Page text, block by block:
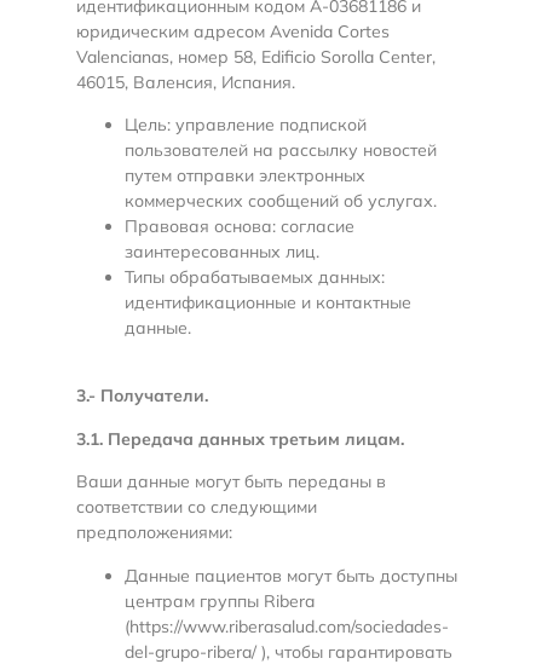
идентификационным кодом A-03681186 и
юридическим адресом Avenida Cortes
Valencianas, номер 58, Edificio Sorolla Center,
46015, Валенсия, Испания.
Цель: управление подпиской
пользователей на рассылку новостей
путем отправки электронных
коммерческих сообщений об услугах.
Правовая основа: согласие
заинтересованных лиц.
Типы обрабатываемых данных:
идентификационные и контактные
данные.
3.- Получатели.
3.1. Передача данных третьим лицам.
Ваши данные могут быть переданы в
соответствии со следующими
предположениями:
Данные пациентов могут быть доступны
центрам группы Ribera
(https://www.riberasalud.com/sociedades-
del-grupo-ribera/ ), чтобы гарантировать